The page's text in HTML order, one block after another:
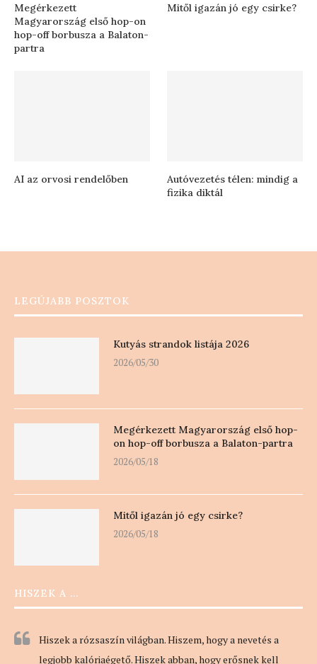
Megérkezett
Magyarország első hop-on
hop-off borbusza a Balaton-
partra
Mitől igazán jó egy csirke?
AI az orvosi rendelőben
Autóvezetés télen: mindig a
fizika diktál
LEGÚJABB POSZTOK
Kutyás strandok listája 2026
2026/05/30
Megérkezett Magyarország első hop-
on hop-off borbusza a Balaton-partra
2026/05/18
Mitől igazán jó egy csirke?
2026/05/18
HISZEK A …
Hiszek a rózsaszín világban. Hiszem, hogy a nevetés a
legjobb kalóriaégető. Hiszek abban, hogy erősnek kell